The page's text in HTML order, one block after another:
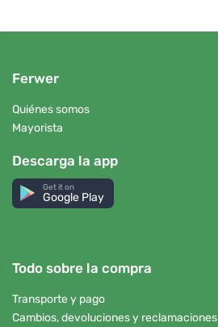
Ferwer
Quiénes somos
Mayorista
Descarga la app
Get it on
Google Play
Todo sobre la compra
Transporte y pago
Cambios, devoluciones y reclamaciones